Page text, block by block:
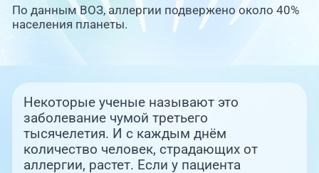
Отзывы
О клинике
Телемедицина
+7 (351) 220-00-03
Единая справочная служба,
запись на прием
+7 (351) 220-03-03
По данным ВОЗ, аллергии подвержено около 40%
населения планеты.
Некоторые ученые называют это
заболевание чумой третьего
тысячелетия. И с каждым днём
количество человек, страдающих от
аллергии, растет. Если у пациента